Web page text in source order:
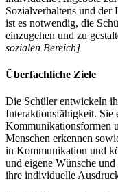
Sozialverhaltens und
ist es notwendig, die
einzugehen und zu
sozialen Bereich]
Überfachliche Ziele
Die Schüler entwickeln
Interaktionsfähigkeit. Sie
Kommunikationsformen
Menschen erkennen
in Kommunikation und
und eigene Wünsche
ihre individuelle